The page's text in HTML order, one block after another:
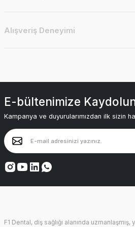
Alışveriş Deneyimi
E-bültenimize
Kampanya ve duyurularımızdan ilk sizin
F1 Dental, diş sağlığı alanında